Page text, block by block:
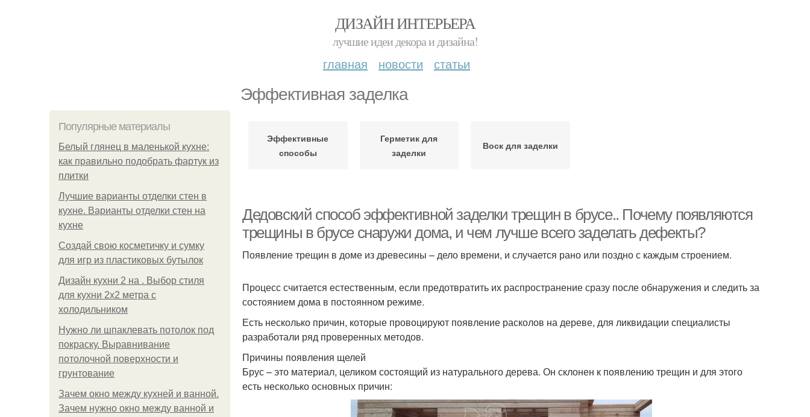
ДИЗАЙН ИНТЕРЬЕРА
лучшие идеи декора и дизайна!
главная новости статьи
Эффективная заделка
Популярные материалы
Белый глянец в маленькой кухне:
как правильно подобрать фартук из
плитки
Лучшие варианты отделки стен в
кухне. Варианты отделки стен на
кухне
Создай свою косметичку и сумку
для игр из пластиковых бутылок
Дизайн кухни 2 на . Выбор стиля
для кухни 2х2 метра с
холодильником
Нужно ли шпаклевать потолок под
покраску. Выравнивание
потолочной поверхности и
грунтование
Зачем окно между кухней и ванной.
Зачем нужно окно между ванной и
Эффективные
способы
Герметик для
заделки
Воск для заделки
Дедовский способ эффективной заделки трещин в брусе.. Почему появляются
трещины в брусе снаружи дома, и чем лучше всего заделать дефекты?
Появление трещин в доме из древесины – дело времени, и случается рано или поздно с каждым строением.
Процесс считается естественным, если предотвратить их распространение сразу после обнаружения и следить за
состоянием дома в постоянном режиме.
Есть несколько причин, которые провоцируют появление расколов на дереве, для ликвидации специалисты
разработали ряд проверенных методов.
Причины появления щелей
Брус – это материал, целиком состоящий из натурального дерева. Он склонен к появлению трещин и для этого
есть несколько основных причин: